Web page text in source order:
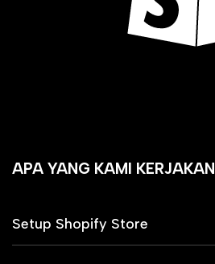
APA YANG KAMI KERJAKAN
Setup Shopify Store